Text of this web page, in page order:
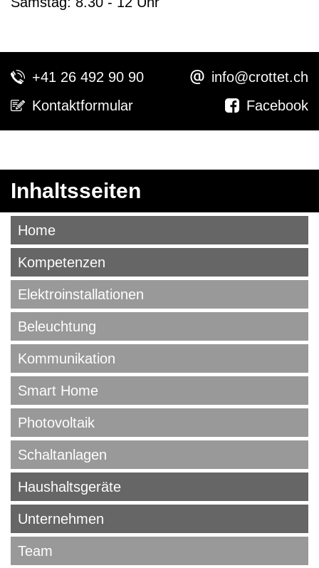
+41 26 492 90 90
info@crottet.ch
Kontaktformular
Facebook
Inhaltsseiten
Home
Kompetenzen
Elektroinstallationen
Beleuchtung
Kommunikation
Smart Home
Photovoltaik
Schaltanlagen
Haushaltsgeräte
Unternehmen
Team